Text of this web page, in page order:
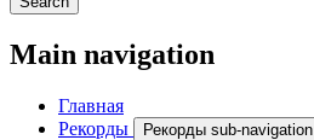
Main navigation
Главная
Рекорды
Рекорды sub-navigation